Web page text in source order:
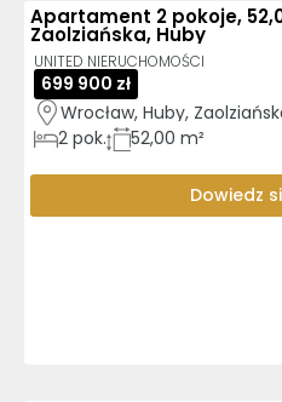
Apartament 2 pokoje,
Zaolziańska, Huby
UNITED NIERUCHOMOŚCI
699 900 zł
Wrocław, Huby,
2 pok. 52,00 m²
Dowiedz